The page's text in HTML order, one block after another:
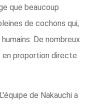
que beaucoup
de cochons qui,
De nombreux
proportion directe
de Nakauchi a